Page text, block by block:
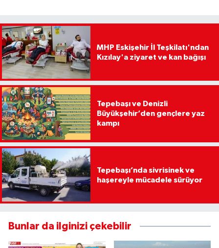
MHP Eskişehir İl Teşkilatı'ndan
Kızılay'a ziyaret ve kan bağışı
Tepebaşı ve Denizli
Büyükşehir’den gençlere yaz
kampı
Tepebaşı’nda sivrisinek ve
haşereyle mücadele sürüyor
Bunlar da ilginizi çekebilir